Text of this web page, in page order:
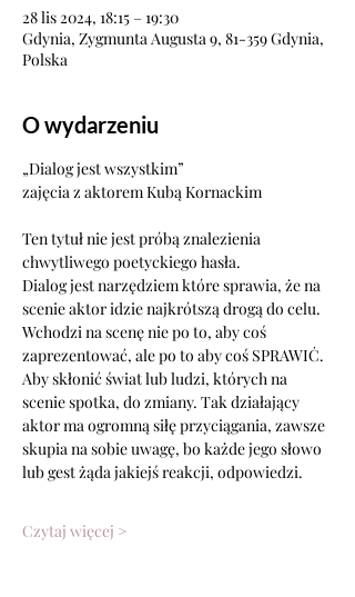
28 lis 2024, 18:15 – 19:30
Gdynia, Zygmunta Augusta 9, 81-359 Gdynia,
Polska
O wydarzeniu
„Dialog jest wszystkim”
zajęcia z aktorem Kubą Kornackim
Ten tytuł nie jest próbą znalezienia
chwytliwego poetyckiego hasła.
Dialog jest narzędziem które sprawia, że na
scenie aktor idzie najkrótszą drogą do celu.
Wchodzi na scenę nie po to, aby coś
zaprezentować, ale po to aby coś SPRAWIĆ.
Aby skłonić świat lub ludzi, których na
scenie spotka, do zmiany. Tak działający
aktor ma ogromną siłę przyciągania, zawsze
skupia na sobie uwagę, bo każde jego słowo
lub gest żąda jakiejś reakcji, odpowiedzi.
Czytaj więcej >